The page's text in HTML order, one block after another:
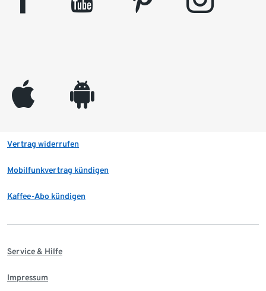
appleinc android
Vertrag widerrufen
Mobilfunkvertrag kündigen
Kaffee-Abo kündigen
Service & Hilfe
Impressum